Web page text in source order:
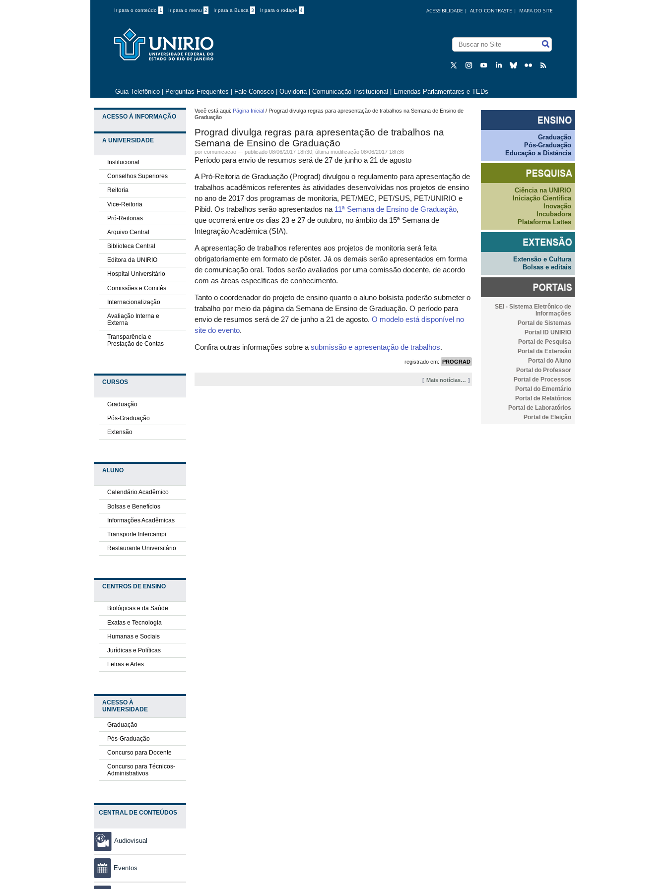
Ir para o conteúdo 1 Ir para o menu 2 Ir para a Busca 3 Ir para o rodapé 4 MAPA DO SITE
ALTO CONTRASTE |
ACESSIBILIDADE |
Guia Telefônico Perguntas Frequentes Fale Conosco Ouvidoria Comunicação Institucional Emendas Parlamentares e TEDs
ACESSO À INFORMAÇÃO
A UNIVERSIDADE
Institucional
Conselhos Superiores
Reitoria
Vice-Reitoria
Pró-Reitorias
Arquivo Central
Biblioteca Central
Editora da UNIRIO
Hospital Universitário
Comissões e Comitês
Internacionalização
Avaliação Interna e
Externa
Transparência e
Prestação de Contas
CURSOS
Graduação
Pós-Graduação
Extensão
ALUNO
Calendário Acadêmico
Bolsas e Benefícios
Informações Acadêmicas
Transporte Intercampi
Restaurante Universitário
CENTROS DE ENSINO
Biológicas e da Saúde
Exatas e Tecnologia
Humanas e Sociais
Jurídicas e Políticas
Letras e Artes
ACESSO À
UNIVERSIDADE
Graduação
Pós-Graduação
Concurso para Docente
Concurso para Técnicos-
Administrativos
CENTRAL DE CONTEÚDOS
Audiovisual
Eventos
Você está aqui: Página Inicial / Prograd divulga regras para apresentação de trabalhos na Semana de Ensino de
Graduação
Prograd divulga regras para apresentação de trabalhos na
Semana de Ensino de Graduação
por comunicacao —publicado 08/06/2017 18h30,última modificação 08/06/2017 18h36
Período para envio de resumos será de 27 de junho a 21 de agosto
A Pró-Reitoria de Graduação (Prograd) divulgou o regulamento para apresentação de
trabalhos acadêmicos referentes às atividades desenvolvidas nos projetos de ensino
no ano de 2017 dos programas de monitoria, PET/MEC, PET/SUS, PET/UNIRIO e
Pibid. Os trabalhos serão apresentados na 11ª Semana de Ensino de Graduação,
que ocorreráentre os dias 23 e 27 de outubro, no âmbito da 15ª Semana de
Integração Acadêmica (SIA).
A apresentação de trabalhos referentes aos projetos de monitoria será feita
obrigatoriamente em formato de pôster. Já os demais serão apresentados em forma
de comunicação oral. Todos serão avaliados por uma comissão docente, de acordo
com as áreas específicas de conhecimento.
Tanto o coordenador do projeto de ensino quanto o aluno bolsista poderão submeter o
trabalho por meio da página da Semana de Ensino de Graduação. O período para
envio de resumos será de 27 de junho a 21 de agosto.O modelo está disponível no
site do evento.
Confira outras informações sobre asubmissão e apresentação de trabalhos.
registrado em: PROGRAD
Mais notícias…
Graduação
Pós-Graduação
Educação a Distância
Ciência na UNIRIO
Iniciação Científica
Inovação
Incubadora
Plataforma Lattes
Extensão e Cultura
Bolsas e editais
SEI - Sistema Eletrônico de
Informações
Portal de Sistemas
Portal ID UNIRIO
Portal de Pesquisa
Portal da Extensão
Portal do Aluno
Portal do Professor
Portal de Processos
Portal do Ementário
Portal de Relatórios
Portal de Laboratórios
Portal de Eleição